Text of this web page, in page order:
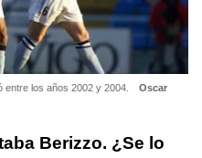
los años 2002 y 2004.
Oscar
Berizzo. ¿Se lo